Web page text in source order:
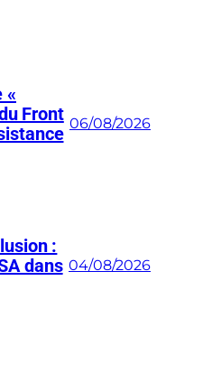
«
Front 06/08/2026
:
dans 04/08/2026